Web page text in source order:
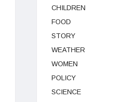
CHILDREN
FOOD
STORY
WEATHER
WOMEN
POLICY
SCIENCE